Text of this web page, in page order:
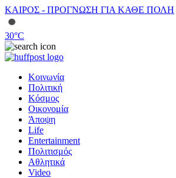
ΚΑΙΡΟΣ - ΠΡΟΓΝΩΣΗ ΓΙΑ ΚΑΘΕ ΠΟΛΗ
30°C
Κοινωνία
Πολιτική
Κόσμος
Οικονομία
Άποψη
Life
Entertainment
Πολιτισμός
Αθλητικά
Video